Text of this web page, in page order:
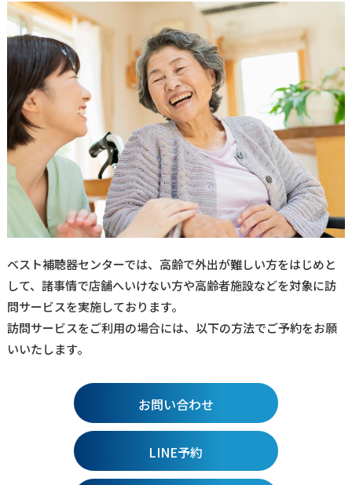
ベスト補聴器センターでは、高齢で外出が難しい方をはじめと
して、諸事情で店舗へいけない方や高齢者施設などを対象に訪
問サービスを実施しております。
訪問サービスをご利用の場合には、以下の方法でご予約をお願
いいたします。
お問い合わせ
LINE予約